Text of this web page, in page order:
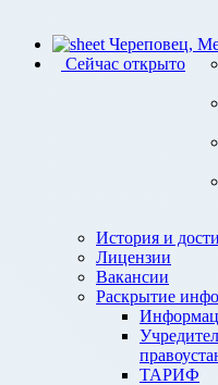
Череповец,
Сейчас открыто
История и
Лицензии
Вакансии
Раскрытие
ТАРИФ